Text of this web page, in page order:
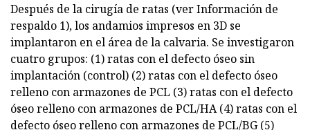
Después de la cirugía de ratas (ver Información de
respaldo 1), los andamios impresos en 3D se
implantaron en el área de la calvaria. Se investigaron
cuatro grupos: (1) ratas con el defecto óseo sin
implantación (control) (2) ratas con el defecto óseo
relleno con armazones de PCL (3) ratas con el defecto
óseo relleno con armazones de PCL/HA (4) ratas con el
defecto óseo relleno con armazones de PCL/BG (5)